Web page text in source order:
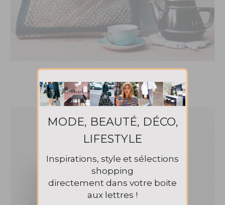
MODE, BEAUTÉ, DÉCO,
LIFESTYLE
Inspirations, style et sélections
shopping
directement dans votre boite
aux lettres !